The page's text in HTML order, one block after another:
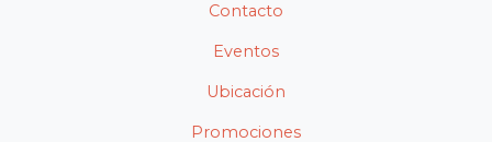
Contacto
Eventos
Ubicación
Promociones